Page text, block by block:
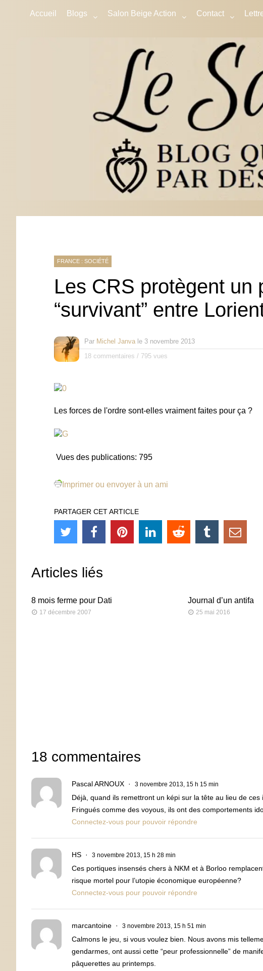
Accueil Blogs Salon Beige Action Contact
FRANCE : SOCIÉTÉ
Les CRS protègent un
“survivant” entre
Par Michel Janva le 3 novembre 2013
18 commentaires / 795 vues
Les forces de l'ordre sont-elles vraiment faites pour ça ?
Vues des publications: 795
Imprimer ou envoyer à un ami
PARTAGER CET ARTICLE
Articles liés
8 mois ferme pour Dati
17 décembre 2007
Journal d’un antifa
25 mai 2016
18 commentaires
Pascal ARNOUX 3 novembre 2013, 15 h 15 min
Déjà, quand ils remettront un képi sur la tête au lieu de
Fringués comme des voyous, ils ont des comportements
Connectez-vous pour pouvoir répondre
HS 3 novembre 2013, 15 h 28 min
Ces portiques insensés chers à NKM et à Borloo
risque mortel pour l’utopie économique européenne?
Connectez-vous pour pouvoir répondre
marcantoine 3 novembre 2013, 15 h 51 min
Calmons le jeu, si vous voulez bien. Nous avons mis
gendarmes, ont aussi cette “peur professionnelle” de
pâquerettes au printemps.